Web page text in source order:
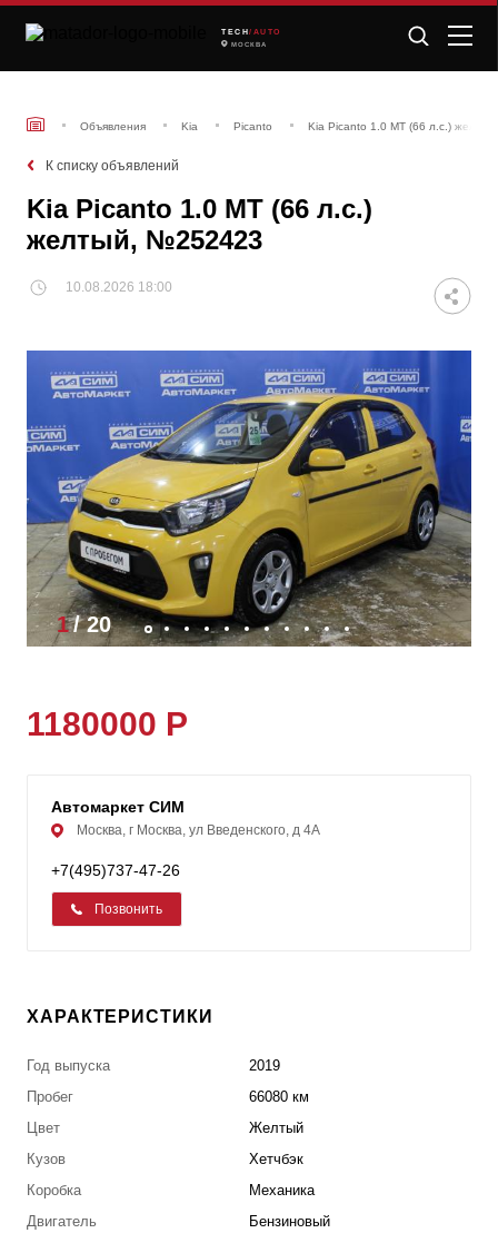
TECH /AUTO
МОСКВА
Объявления Kia Picanto Kia Picanto 1.0 MT (66 л.с.)
К списку объявлений
Kia Picanto 1.0 MT (66 л.с.)
желтый, №252423
10.08.2026 18:00
1/20
1180000 Р
Автомаркет СИМ
Москва, г Москва, ул Введенского, д 4А
+7(495)737-47-26
Позвонить
ХАРАКТЕРИСТИКИ
Год выпуска
2019
Пробег
66080 км
Цвет
Желтый
Кузов
Хетчбэк
Коробка
Механика
Двигатель
Бензиновый